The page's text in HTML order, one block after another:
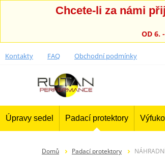
Chcete-li za námi
OD 6.
Kontakty FAQ Obchodní podmínky
Úpravy sedel Padací protektory
Domů Padací protektory